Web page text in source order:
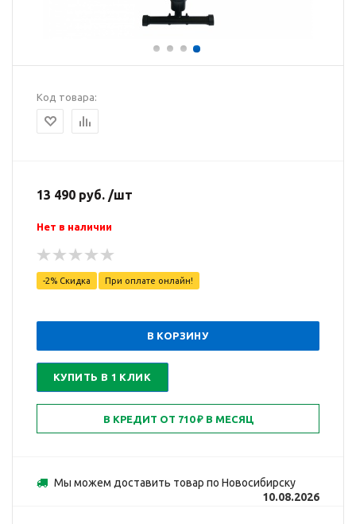
Код товара:
13 490 руб. /шт
Нет в наличии
-2% Скидка При оплате онлайн!
В КОРЗИНУ
КУПИТЬ В 1 КЛИК
Мы можем доставить товар по Новосибирску
10.08.2026